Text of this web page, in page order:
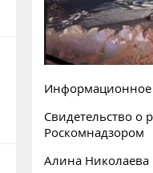
Информационное
Свидетельство о
Роскомнадзором
Алина Николаева